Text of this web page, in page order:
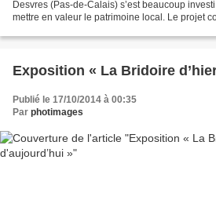
Desvres (Pas-de-Calais) s’est beaucoup
mettre en valeur le patrimoine local. Le projet
Exposition « La Bridoire
Publié le 17/10/2014 à 00:35
Par photimages